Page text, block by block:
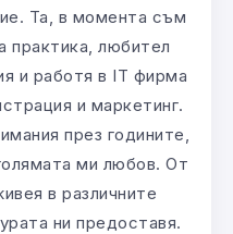
Та, в момента съм
практика, любител
и работя в IT фирма
и маркетинг.
през годините,
ми любов. От
в различните
ни предоставя.